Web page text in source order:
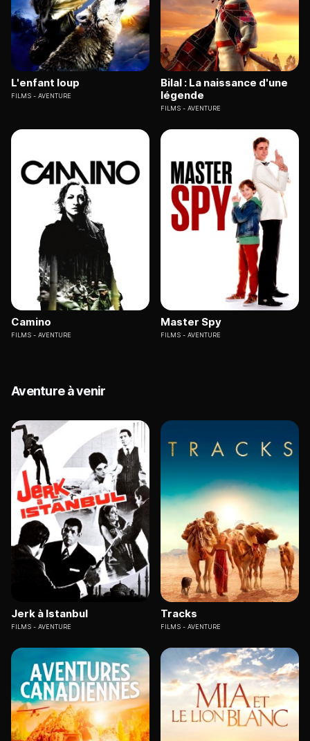
L'enfant loup
FILMS AVENTURE
Bilal : La naissance d'une
légende
FILMS AVENTURE
Camino
FILMS AVENTURE
Master Spy
FILMS AVENTURE
Aventure à venir
Jerk à Istanbul
FILMS AVENTURE
Tracks
FILMS AVENTURE